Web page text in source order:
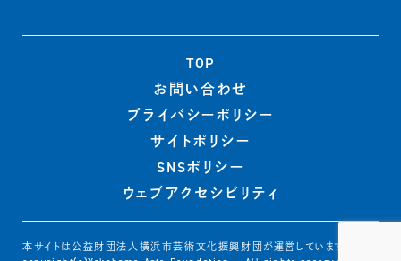
TOP
お問い合わせ
プライバシーポリシー
サイトポリシー
SNSポリシー
ウェブアクセシビリティ
本サイトは公益財団法人横浜市芸術文化振興財団が運営しています